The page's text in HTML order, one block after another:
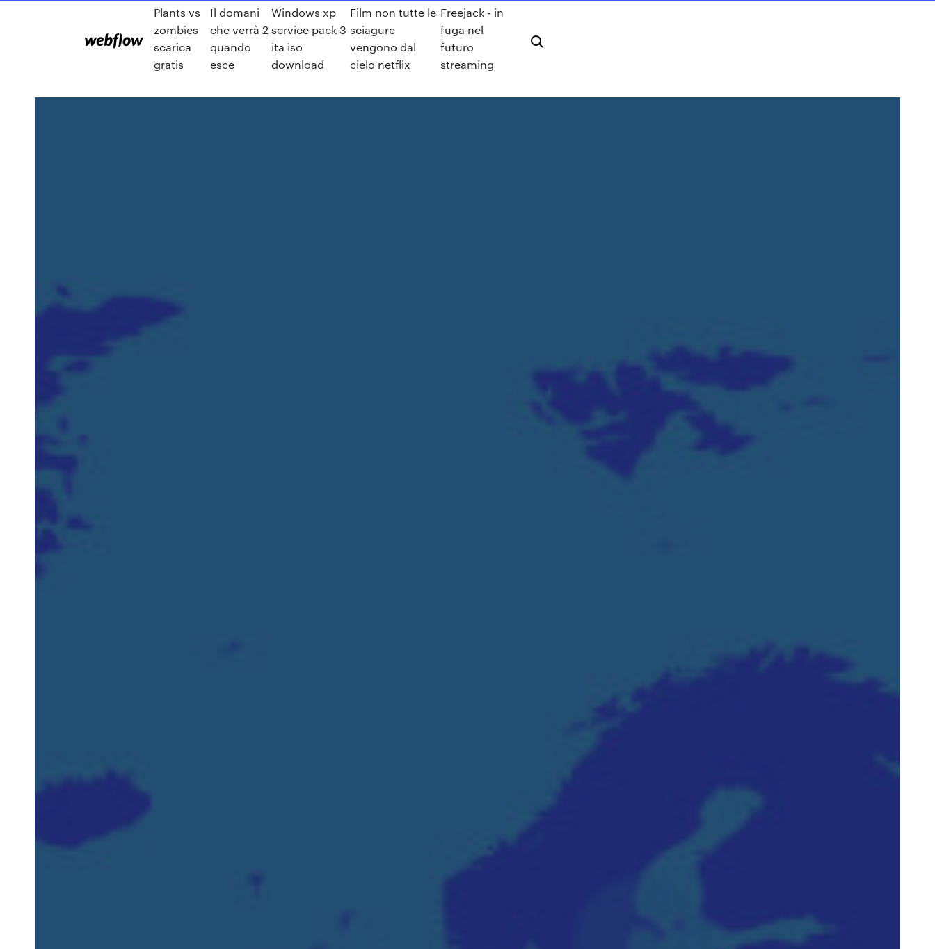
Plants vs
zombies
scarica
gratis
Il domani
che verrà 2
quando
esce
Windows xp
service pack 3
ita iso
download
Film non tutte le
sciagure
vengono dal
cielo netflix
Freejack - in
fuga nel
futuro
streaming